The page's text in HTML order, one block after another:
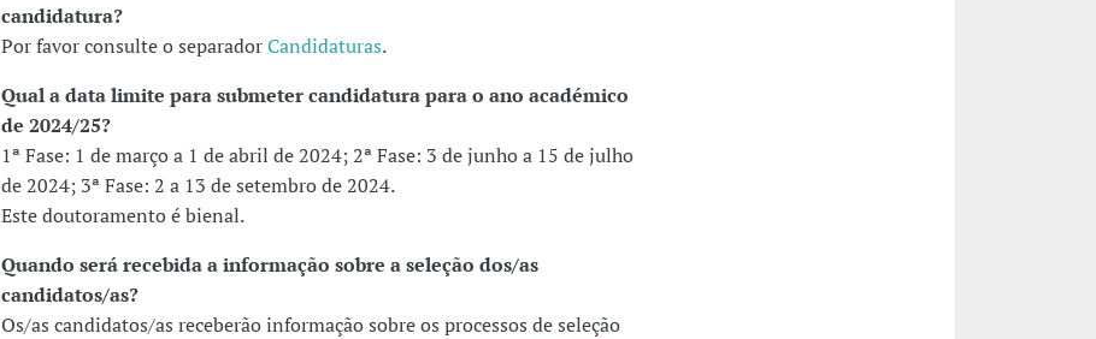
candidatura?
Por favor consulte o separadorCandidaturas.
Qual a data limite para submeter candidatura para o ano académico
de 2024/25?
1ª Fase: 1 de março a 1 de abril de 2024; 2ª Fase: 3 de junho a 15 de julho
de 2024; 3ª Fase: 2 a 13 de setembro de 2024.
Este doutoramento é bienal.
Quando será recebida a informação sobre a seleção dos/as
candidatos/as?
Os/as candidatos/as receberão informação sobre os processos de seleção